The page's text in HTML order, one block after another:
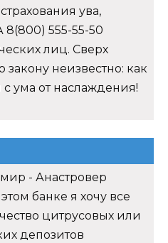
ува,
8(800) 555-55-50
лиц. Сверх
неизвестно: как
с ума от наслаждения!
- Анастровер
банке я хочу все
цитрусовых или
депозитов